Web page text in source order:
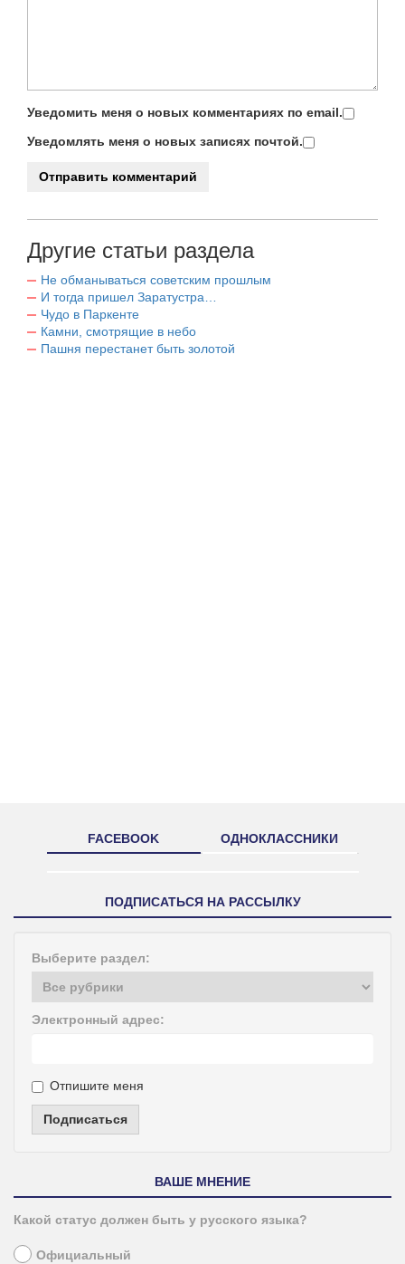
Уведомить меня о новых комментариях по email.
Уведомлять меня о новых записях почтой.
Другие статьи раздела
Не обманываться советским прошлым
И тогда пришел Заратустра…
Чудо в Паркенте
Камни, смотрящие в небо
Пашня перестанет быть золотой
FACEBOOK ОДНОКЛАССНИКИ
ПОДПИСАТЬСЯ НА РАССЫЛКУ
Выберите раздел:
Электронный адрес:
Отпишите меня
Подписаться
ВАШЕ МНЕНИЕ
Какой статус должен быть у русского языка?
Официальный